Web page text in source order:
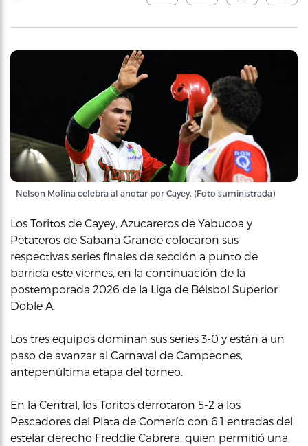
Nelson Molina celebra al anotar por Cayey. (Foto suministrada)
Los Toritos de Cayey, Azucareros de Yabucoa y
Petateros de Sabana Grande colocaron sus
respectivas series finales de sección a punto de
barrida este viernes, en la continuación de la
postemporada 2026 de la Liga de Béisbol Superior
Doble A.
Los tres equipos dominan sus series 3-0 y están a un
paso de avanzar al Carnaval de Campeones,
antepenúltima etapa del torneo.
En la Central, los Toritos derrotaron 5-2 a los
Pescadores del Plata de Comerío con 6.1 entradas del
estelar derecho Freddie Cabrera, quien permitió una